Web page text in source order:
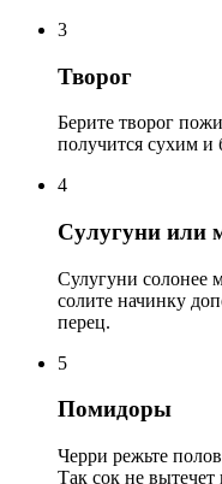
3
Творог
Берите творог
получится сухим и
4
Сулугуни или
Сулугуни солонее
солите начинку
перец.
5
Помидоры
Черри режьте
Так сок не вытечет